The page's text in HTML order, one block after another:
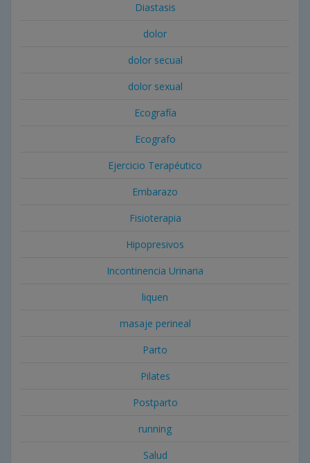
Diastasis
dolor
dolor secual
dolor sexual
Ecografía
Ecografo
Ejercicio Terapéutico
Embarazo
Fisioterapia
Hipopresivos
Incontinencia Urinaria
liquen
masaje perineal
Parto
Pilates
Postparto
running
Salud